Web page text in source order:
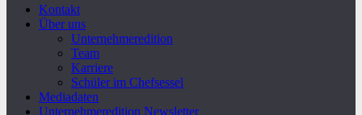
Kontakt
Über uns
Unternehmeredition
Team
Karriere
Schüler im Chefsessel
Mediadaten
Unternehmeredition Newsletter